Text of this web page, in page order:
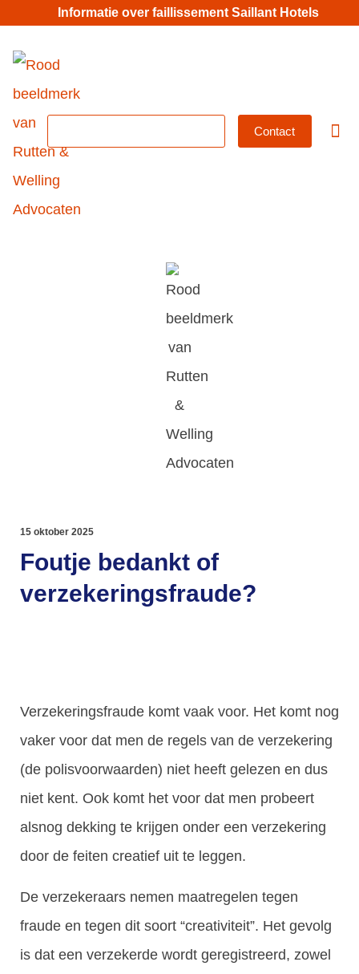
Informatie over faillissement Saillant Hotels
Contact
15 oktober 2025
Foutje bedankt of
verzekeringsfraude?
Verzekeringsfraude komt vaak voor. Het komt nog
vaker voor dat men de regels van de verzekering
(de polisvoorwaarden) niet heeft gelezen en dus
niet kent. Ook komt het voor dat men probeert
alsnog dekking te krijgen onder een verzekering
door de feiten creatief uit te leggen.
De verzekeraars nemen maatregelen tegen
fraude en tegen dit soort “creativiteit”. Het gevolg
is dat een verzekerde wordt geregistreerd, zowel